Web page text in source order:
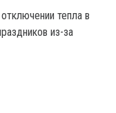
тепла в
из-за